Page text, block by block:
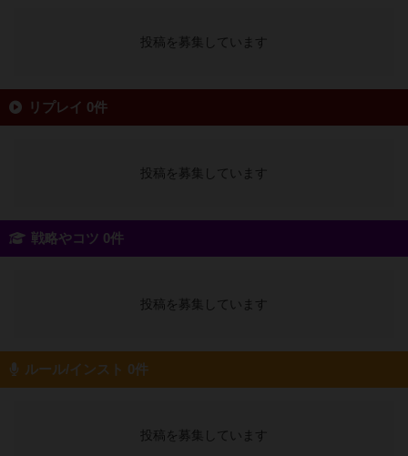
投稿を募集しています
リプレイ 0件
投稿を募集しています
戦略やコツ 0件
投稿を募集しています
ルール/インスト 0件
投稿を募集しています